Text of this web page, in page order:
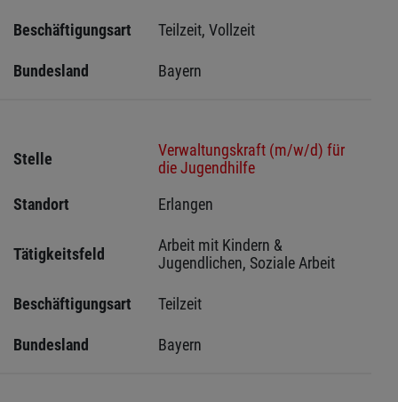
Beschäftigungsart Teilzeit, Vollzeit
Bundesland Bayern
Stelle
Verwaltungskraft (m/w/d) für
die Jugendhilfe
Standort
Erlangen
Tätigkeitsfeld
Arbeit mit Kindern &
Jugendlichen, Soziale Arbeit
Beschäftigungsart Teilzeit
Bundesland Bayern